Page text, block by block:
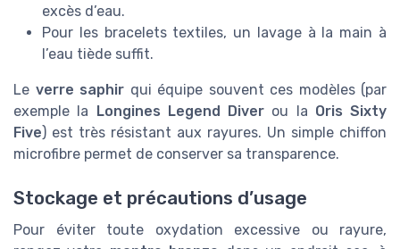
excès d’eau.
Pour les bracelets textiles, un lavage à la main à
l’eau tiède suffit.
Le verre saphir qui équipe souvent ces modèles (par
exemple la
Longines Legend Diver ou la Oris Sixty
Five) est très résistant aux rayures. Un simple chiffon
microfibre permet de conserver sa transparence.
Stockage et précautions d’usage
Pour éviter toute oxydation excessive ou rayure,